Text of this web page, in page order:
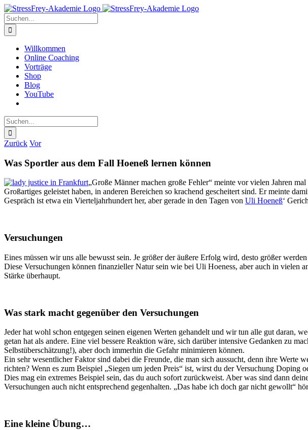
Zum
Inhalt
springen
Suche
nach:
Willkommen
Online Coaching
Vorträge
Shop
Blog
YouTube
Suche
nach:
Zurück Vor
Was Sportler aus dem Fall Hoeneß lernen können
„Große Männer machen große Fehler“ meinte vor vielen Jahren
Großartiges geleistet haben, in anderen Bereichen so krachend gescheitert sind. Er meinte
Gespräch ist etwa ein Vierteljahrhundert her, aber gerade in den Tagen von Uli Hoeneß‘
Versuchungen
Eines müssen wir uns alle bewusst sein. Je größer der äußere Erfolg wird, desto größer
Diese Versuchungen können finanzieller Natur sein wie bei Uli Hoeness, aber auch in vielen
Stärke überhaupt.
Was stark macht gegenüber den Versuchungen
Jeder hat wohl schon entgegen seinen eigenen Werten gehandelt und wir tun alle gut daran,
getan hat als andere. Eine viel bessere Reaktion wäre, sich darüber intensive Gedanken zu
Selbstüberschätzung!), aber doch immerhin die Gefahr minimieren können.
Ein sehr wesentlicher Faktor sind dabei die Freunde, die man sich aussucht, denn ihre
richten? Wenn es zum Beispiel „Siegen um jeden Preis“ ist, wirst du der Versuchung Doping
Dies mag ein extremes Beispiel sein, das du auch sofort zurückweist. Aber was sind dann
Versuchungen auch nicht entsprechend gegenhalten. „Das habe ich doch gar nicht gewollt“
Eine kleine Übung…